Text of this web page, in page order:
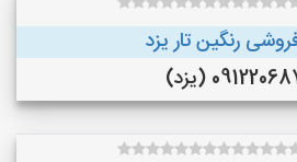
رنگین تار یزد
(یزد)